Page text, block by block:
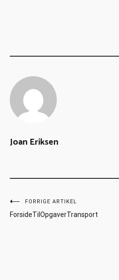
Joan Eriksen
FORRIGE ARTIKEL
ForsideTilOpgaverTransport